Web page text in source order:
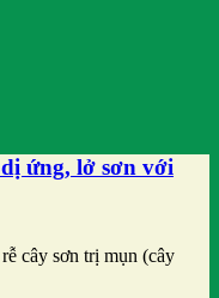
ứng, lở sơn với
cây sơn trị mụn (cây